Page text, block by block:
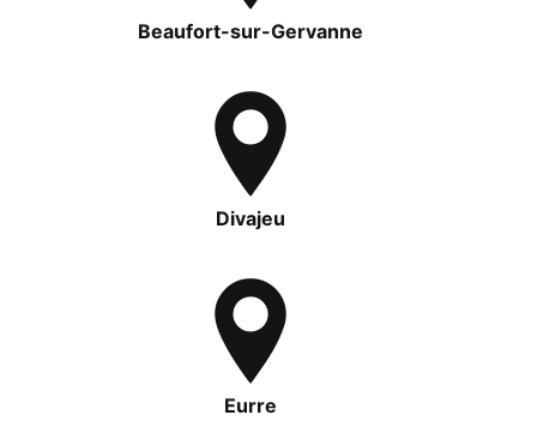
Beaufort-sur-Gervanne
Divajeu
Eurre